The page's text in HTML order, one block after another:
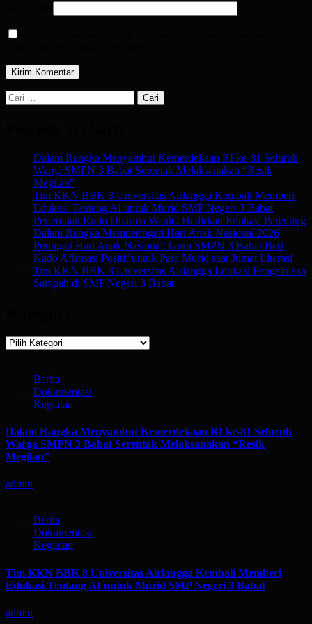
Cari
untuk:
Dalam Rangka Menyambut Kemerdekaan RI ke-81 Seluruh
Warga SMPN 3 Babat Serentak Melaksanakan “Resik
Megilan”
Tim KKN BBK 8 Universitas Airlangga Kembali Memberi
Edukasi Tentang AI untuk Murid SMP Negeri 3 Babat
Pertemuan Rutin Dharma Wanita Hadirkan Edukasi Parenting
Dalam Rangka Memperingati Hari Anak Nasional 2026
Peringati Hari Anak Nasional: Guru SMPN 3 Babat Beri
Kado Afirmasi Positif untuk Para Murid saat Jumat Literasi
Tim KKN BBK 8 Universitas Airlangga Edukasi Pengelolaan
Sampah di SMP Negeri 3 Babat
Kategori
Berita
Dokumentasi
Kegiatan
Dalam Rangka Menyambut Kemerdekaan RI ke-81 Seluruh
Warga SMPN 3 Babat Serentak Melaksanakan “Resik
Megilan”
admin
Berita
Dokumentasi
Kegiatan
Tim KKN BBK 8 Universitas Airlangga Kembali Memberi
Edukasi Tentang AI untuk Murid SMP Negeri 3 Babat
admin